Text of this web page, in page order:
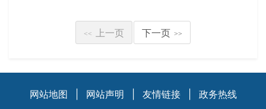
<< 上一页 下一页 >>
网站地图 网站声明 友情链接 政务热线